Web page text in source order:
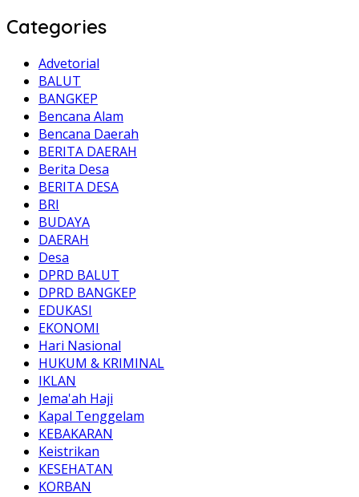
Categories
Advetorial
BALUT
BANGKEP
Bencana Alam
Bencana Daerah
BERITA DAERAH
Berita Desa
BERITA DESA
BRI
BUDAYA
DAERAH
Desa
DPRD BALUT
DPRD BANGKEP
EDUKASI
EKONOMI
Hari Nasional
HUKUM & KRIMINAL
IKLAN
Jema'ah Haji
Kapal Tenggelam
KEBAKARAN
Keistrikan
KESEHATAN
KORBAN